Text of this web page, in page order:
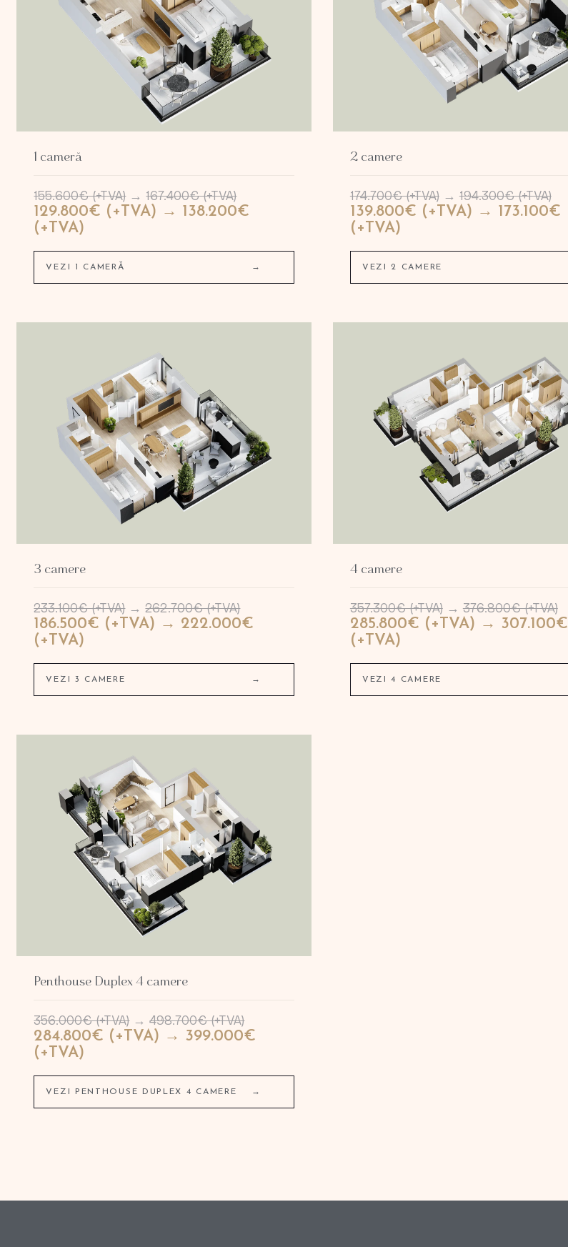
1 cameră
155.600€ (+TVA)→167.400€ (+TVA)
129.800€ (+TVA) → 138.200€
(+TVA)
VEZI 1 CAMERĂ →
2 camere
174.700€ (+TVA)→ 194.300€ (+TVA)
139.800€ (+TVA) → 173.100€
(+TVA)
VEZI 2 CAMERE
3 camere
233.100€ (+TVA)→262.700€ (+TVA)
186.500€ (+TVA) → 222.000€
(+TVA)
VEZI 3 CAMERE →
4 camere
357.300€ (+TVA)→ 376.800€ (+TVA)
285.800€ (+TVA) → 307.100€
(+TVA)
VEZI 4 CAMERE
Penthouse Duplex 4 camere
356.000€ (+TVA)→498.700€ (+TVA)
284.800€ (+TVA) → 399.000€
(+TVA)
VEZI PENTHOUSE DUPLEX 4 CAMERE →